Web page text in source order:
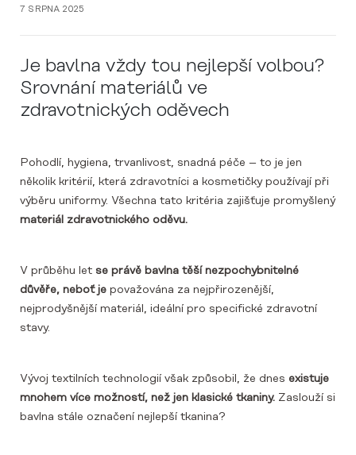
7 SRPNA 2025
Je bavlna vždy tou nejlepší volbou?
Srovnání materiálů ve
zdravotnických oděvech
Pohodlí, hygiena, trvanlivost, snadná péče – to je jen
několik kritérií, která zdravotníci a kosmetičky používají při
výběru uniformy. Všechna tato kritéria zajišťuje promyšlený
materiál zdravotnického oděvu.
V průběhu let se právě bavlna těší nezpochybnitelné
důvěře, neboť je považována za nejpřirozenější,
nejprodyšnější materiál, ideální pro specifické zdravotní
stavy.
Vývoj textilních technologií však způsobil, že dnes existuje
mnohem více možností, než jen klasické tkaniny. Zaslouží si
bavlna stále označení nejlepší tkanina?